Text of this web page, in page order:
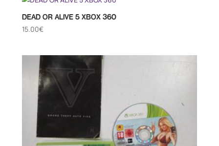
DEAD OR ALIVE 5 XBOX 360
15.00€